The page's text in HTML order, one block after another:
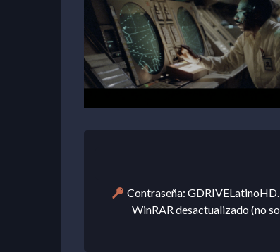
Contraseña:
WinRAR desactualizado (no